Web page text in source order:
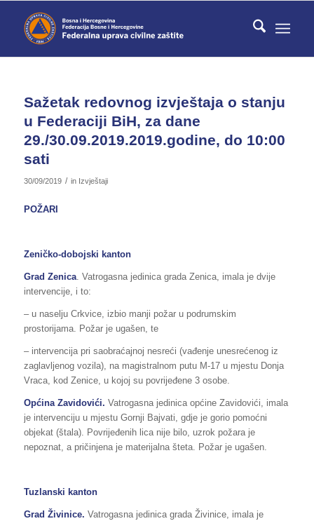
Sažetak redovnog izvještaja o stanju
u Federaciji BiH, za dane
29./30.09.2019.2019.godine, do 10:00
sati
30/09/2019 / in Izvještaji
POŽARI
Zeničko-dobojski kanton
Grad Zenica. Vatrogasna jedinica grada Zenica, imala je dvije
intervencije, i to:
– u naselju Crkvice, izbio manji požar u podrumskim
prostorijama. Požar je ugašen, te
– intervencija pri saobraćajnoj nesreći (vađenje unesrećenog iz
zaglavljenog vozila), na magistralnom putu M-17 u mjestu Donja
Vraca, kod Zenice, u kojoj su povrijeđene 3 osobe.
Općina Zavidovići. Vatrogasna jedinica općine Zavidovići, imala
je intervenciju u mjestu Gornji Bajvati, gdje je gorio pomoćni
objekat (štala). Povrijeđenih lica nije bilo, uzrok požara je
nepoznat, a pričinjena je materijalna šteta. Požar je ugašen.
Tuzlanski kanton
Grad Živinice. Vatrogasna jedinica grada Živinice, imala je